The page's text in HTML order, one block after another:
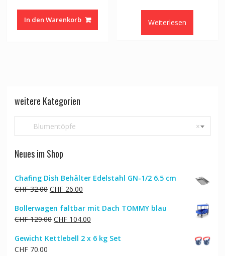
In den Warenkorb Weiterlesen
weitere Kategorien
×
Blumentöpfe
Neues im Shop
Chafing Dish Behälter Edelstahl GN-1/2 6.5 cm
CHF32.00 Ursprünglicher
war:
CHF 32.00
CHF26.00Aktueller
ist:
CHF 26.00.
Bollerwagen faltbar mit Dach TOMMY blau
CHF129.00 Ursprünglicher
war:
CHF104.00Aktueller
ist:
Gewicht Kettlebell 2 x 6 kg Set
CHF70.00